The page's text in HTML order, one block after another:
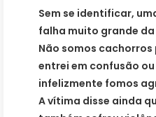
Sem se identificar,
falha muito grande
Não somos
entrei em confusão
infelizmente fomos
A vítima disse ainda